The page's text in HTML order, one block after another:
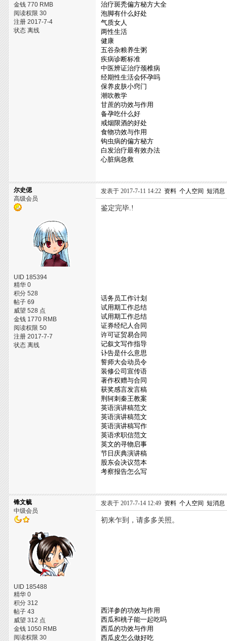
金钱 770 RMB
阅读权限 30
注册 2017-7-4
状态 离线
治疗斑秃偏方秘方大全
泡脚有什么好处
气质女人
两性生活
健康
五谷杂粮养生粥
疾病诊断标准
中医辨证治疗颈椎病
经期性生活会怀孕吗
保养皮肤小窍门
潮吹教学
甘蔗的功效与作用
备孕吃什么好
戒烟限酒的好处
食物功效与作用
钩虫病的偏方秘方
白发治疗最有效办法
心脏病急救
尔史偲
高级会员
UID 185394
精华 0
积分 528
帖子 69
威望 528 点
金钱 1770 RMB
阅读权限 50
注册 2017-7-7
状态 离线
发表于 2017-7-11 14:22 资料 个人空间 短消息
鉴定完毕.!
话务员工作计划
试用期工作总结
试用期工作总结
证券经纪人合同
许可证贸易合同
记叙文写作指导
讣告是什么意思
誓师大会动员令
装修公司宣传语
著作权赠与合同
获奖感言发言稿
荆轲刺秦王教案
英语演讲稿范文
英语演讲稿范文
英语演讲稿写作
英语求职信范文
英文的寻物启事
节日庆典演讲稿
股东会决议范本
考察报告怎么写
锋文毓
中级会员
UID 185488
精华 0
积分 312
帖子 43
威望 312 点
金钱 1050 RMB
阅读权限 30
发表于 2017-7-14 12:49 资料 个人空间 短消息
初来乍到，请多多关照。
西洋参的功效与作用
西瓜和桃子能一起吃吗
西瓜的功效与作用
西瓜皮怎么做好吃